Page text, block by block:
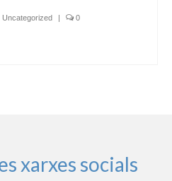
Uncategorized | 0
xarxes socials